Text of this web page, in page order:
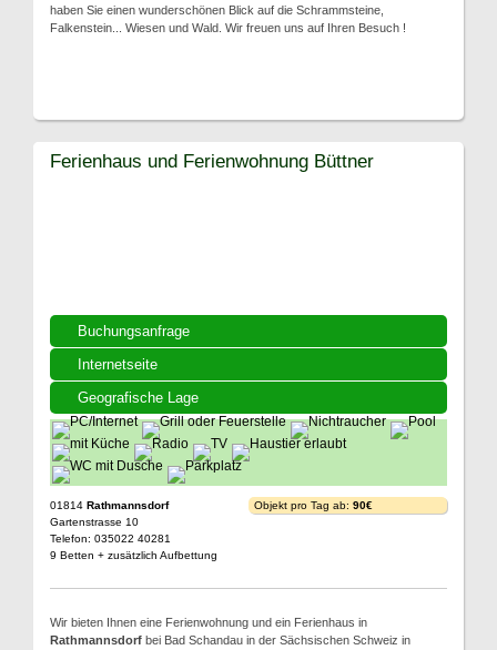
haben Sie einen wunderschönen Blick auf die Schrammsteine,
Falkenstein... Wiesen und Wald. Wir freuen uns auf Ihren Besuch !
Buchungsanfrage
Internetseite
Geografische Lage
Ferienhaus und Ferienwohnung Büttner
01814 Rathmannsdorf
Gartenstrasse 10
Telefon: 035022 40281
9 Betten + zusätzlich Aufbettung
Objekt pro Tag ab: 90€
Wir bieten Ihnen eine Ferienwohnung und ein Ferienhaus in
Rathmannsdorf bei Bad Schandau in der Sächsischen Schweiz in